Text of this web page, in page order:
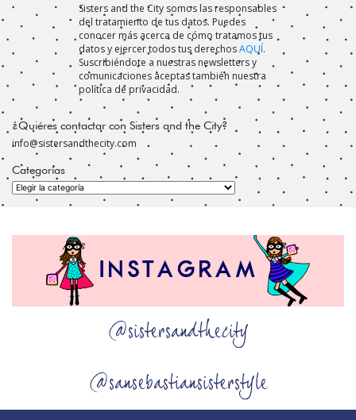
Sisters and the City somos las responsables
del tratamiento de tus datos. Puedes
conocer más acerca de cómo tratamos tus
datos y ejercer todos tus derechosAQUÍ.
Suscribiéndote a nuestras newsletters y
comunicaciones aceptas también nuestra
política de privacidad.
¿Quiéres contactar con Sisters and the City?
info@sistersandthecity.com
Categorías
Categorías
@sistersandthecity
@sansebastiansisterstyle